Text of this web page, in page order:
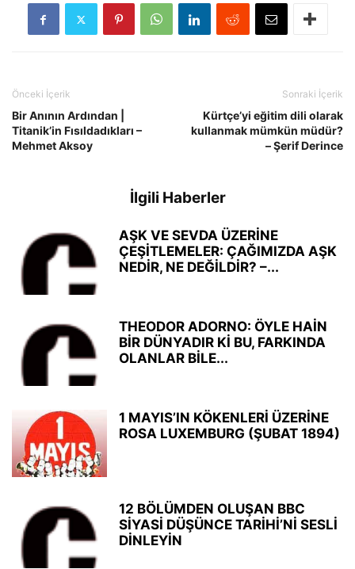
Önceki İçerik
Bir Anının Ardından |
Titanik’in Fısıldadıkları –
Mehmet Aksoy
Sonraki İçerik
Kürtçe’yi eğitim dili olarak
kullanmak mümkün müdür?
– Şerif Derince
İlgili Haberler
AŞK VE SEVDA ÜZERİNE
ÇEŞİTLEMELER: ÇAĞIMIZDA AŞK
NEDİR, NE DEĞİLDİR? –...
THEODOR ADORNO: ÖYLE HAİN
BİR DÜNYADIR Kİ BU, FARKINDA
OLANLAR BİLE...
1 MAYIS’IN KÖKENLERİ ÜZERİNE
ROSA LUXEMBURG (ŞUBAT 1894)
12 BÖLÜMDEN OLUŞAN BBC
SİYASİ DÜŞÜNCE TARİHİ’Nİ SESLİ
DİNLEYİN